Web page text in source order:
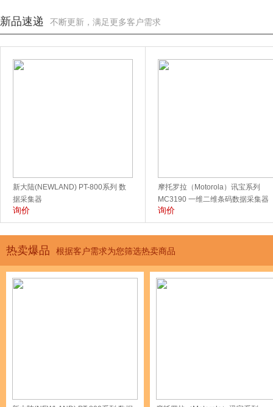
新品速递 不断更新，满足更多客户需求
新大陆(NEWLAND) PT-800系列 数
据采集器
询价
摩托罗拉（Motorola）讯宝系列
MC3190 一维二维条码数据采集器
询价
热卖爆品 根据客户需求为您筛选热卖商品